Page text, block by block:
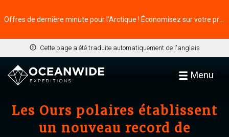
Cette page a été traduite automatiquement de l'anglais
Menu
Les Ours polaires établissent
un nouveau record de